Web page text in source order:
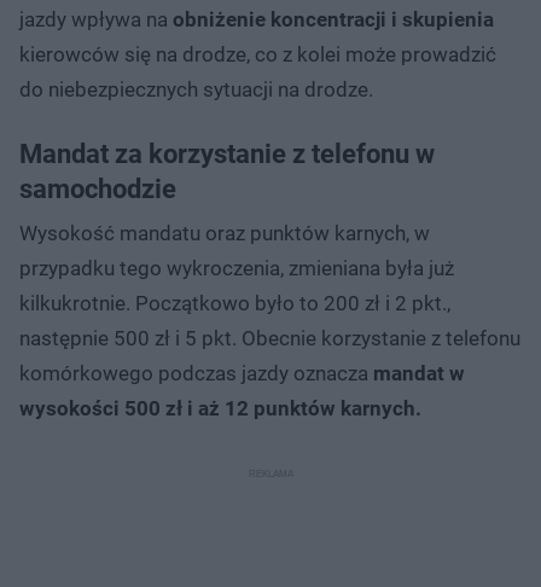
jazdy wpływa na obniżenie koncentracji i skupienia
kierowców się na drodze, co z kolei może prowadzić
do niebezpiecznych sytuacji na drodze.
Mandat za korzystanie z telefonu w
samochodzie
Wysokość mandatu oraz punktów karnych, w
przypadku tego wykroczenia, zmieniana była już
kilkukrotnie. Początkowo było to 200 zł i 2 pkt.,
następnie 500 zł i 5 pkt. Obecnie korzystanie z telefonu
komórkowego podczas jazdy oznacza mandat w
wysokości 500 zł i aż 12 punktów karnych.